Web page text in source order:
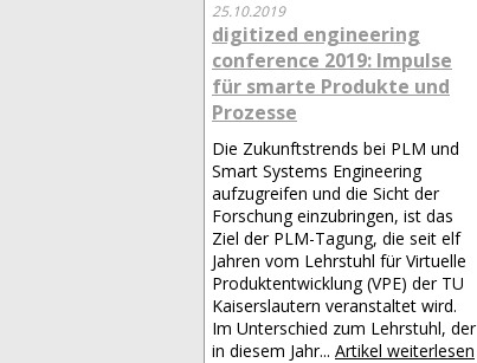
25.10.2019
digitized engineering
conference 2019: Impulse
für smarte Produkte und
Prozesse
Die Zukunftstrends bei PLM und
Smart Systems Engineering
aufzugreifen und die Sicht der
Forschung einzubringen, ist das
Ziel der PLM-Tagung, die seit elf
Jahren vom Lehrstuhl für Virtuelle
Produktentwicklung (VPE) der TU
Kaiserslautern veranstaltet wird.
Im Unterschied zum Lehrstuhl, der
in diesem Jahr... Artikel weiterlesen